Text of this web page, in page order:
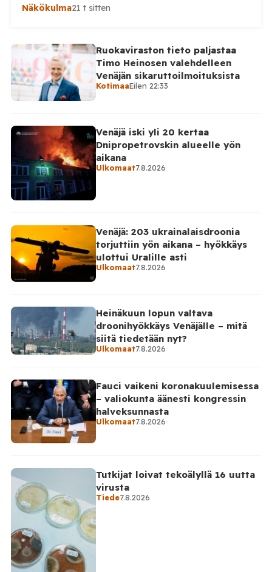
Näkökulma21 t sitten
Ruokaviraston tieto paljastaa
Timo Heinosen valehdelleen
Venäjän sikaruttoilmoituksista
KotimaaEilen 22:33
Venäjä iski yli 20 kertaa
Dnipropetrovskin alueelle yön
aikana
Ulkomaat7.8.2026
Venäjä: 203 ukrainalaisdroonia
torjuttiin yön aikana – hyökkäys
ulottui Uralille asti
Ulkomaat7.8.2026
Heinäkuun lopun valtava
droonihyökkäys Venäjälle – mitä
siitä tiedetään nyt?
Ulkomaat7.8.2026
Fauci vaikeni koronakuulemisessa
– valiokunta äänesti kongressin
halveksunnasta
Ulkomaat7.8.2026
Tutkijat loivat tekoälyllä 16 uutta
virusta
Tiede7.8.2026